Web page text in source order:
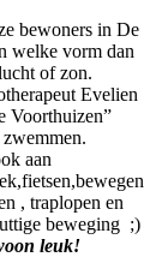
bewoners in De
welke vorm dan
of zon.
Evelien
Voorthuizen”
aan
, traplopen en
beweging ;)
leuk!